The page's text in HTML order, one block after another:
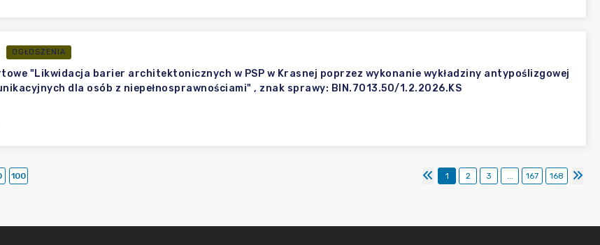
OGŁOSZENIA
"Likwidacja barier architektonicznych w PSP w Krasnej poprzez wykonanie wykładziny antypoślizgowej
dla osób z niepełnosprawnościami" , znak sprawy: BIN.7013.50/1.2.2026.KS
100 1 2 3 ... 167 168